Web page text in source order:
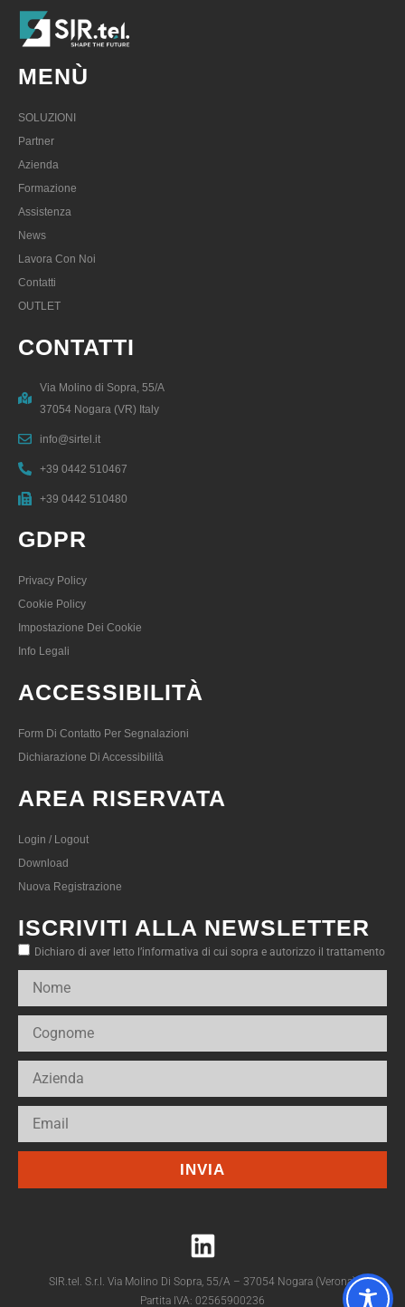
MENÙ
SOLUZIONI
Partner
Azienda
Formazione
Assistenza
News
Lavora Con Noi
Contatti
OUTLET
CONTATTI
Via Molino di Sopra, 55/A
37054 Nogara (VR) Italy
info@sirtel.it
+39 0442 510467
+39 0442 510480
GDPR
Privacy Policy
Cookie Policy
Impostazione Dei Cookie
Info Legali
ACCESSIBILITÀ
Form Di Contatto Per Segnalazioni
Dichiarazione Di Accessibilità
AREA RISERVATA
Login / Logout
Download
Nuova Registrazione
ISCRIVITI ALLA NEWSLETTER
Dichiaro di aver letto l’informativa di cui sopra e autorizzo il trattamento
INVIA
SIR.tel. S.r.l. Via Molino Di Sopra, 55/A – 37054 Nogara (Verona)
Partita IVA: 02565900236